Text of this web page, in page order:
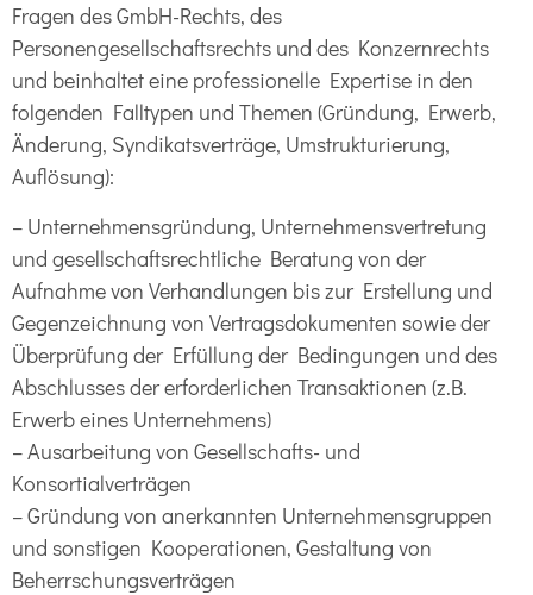
Fragen des GmbH-Rechts, des
Personengesellschaftsrechts und des Konzernrechts
und beinhaltet eine professionelle Expertise in den
folgenden Falltypen und Themen (Gründung, Erwerb,
Änderung, Syndikatsverträge, Umstrukturierung,
Auflösung):
– Unternehmensgründung, Unternehmensvertretung
und gesellschaftsrechtliche Beratung von der
Aufnahme von Verhandlungen bis zur Erstellung und
Gegenzeichnung von Vertragsdokumenten sowie der
Überprüfung der Erfüllung der Bedingungen und des
Abschlusses der erforderlichen Transaktionen (z.B.
Erwerb eines Unternehmens)
– Ausarbeitung von Gesellschafts- und
Konsortialverträgen
– Gründung von anerkannten Unternehmensgruppen
und sonstigen Kooperationen, Gestaltung von
Beherrschungsverträgen